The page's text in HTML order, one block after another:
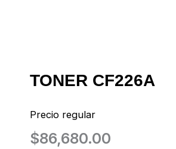
TONER CF226A
Precio regular
$86,680.00